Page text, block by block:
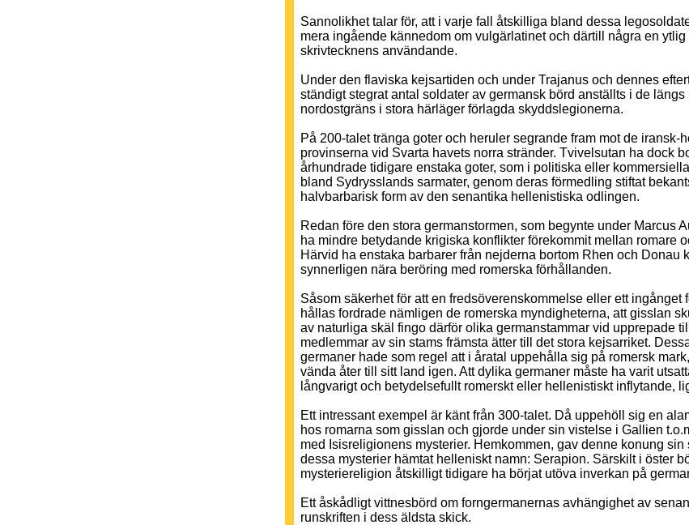
Sannolikhet talar för, att i varje fall åtskilliga bland dessa
mera ingående kännedom om vulgärlatinet och därtill några en ytlig
skrivtecknens användande.
Under den flaviska kejsartiden och under Trajanus och dennes
ständigt stegrat antal soldater av germansk börd anställts i de längs
nordostgräns i stora härläger förlagda skyddslegionerna.
På 200-talet tränga goter och heruler segrande fram mot de iransk-
provinserna vid Svarta havets norra stränder. Tvivelsutan ha dock
århundrade tidigare enstaka goter, som i politiska eller
bland Sydrysslands sarmater, genom deras förmedling stiftat
halvbarbarisk form av den senantika hellenistiska odlingen.
Redan före den stora germanstormen, som begynte under Marcus
ha mindre betydande krigiska konflikter förekommit mellan romare
Härvid ha enstaka barbarer från nejderna bortom Rhen och Donau
synnerligen nära beröring med romerska förhållanden.
Såsom säkerhet för att en fredsöverenskommelse eller ett ingånget
hållas fordrade nämligen de romerska myndigheterna, att gisslan
av naturliga skäl fingo därför olika germanstammar vid upprepade
medlemmar av sin stams främsta ätter till det stora kejsarriket.
germaner hade som regel att i åratal uppehålla sig på romersk
vända åter till sitt land igen. Att dylika germaner måste ha varit
långvarigt och betydelsefullt romerskt eller hellenistiskt inflytande,
Ett intressant exempel är känt från 300-talet. Då uppehöll sig en
hos romarna som gisslan och gjorde under sin vistelse i Gallien
med Isisreligionens mysterier. Hemkommen, gav denne konung sin
dessa mysterier hämtat helleniskt namn: Serapion. Särskilt i öster
mysteriereligion åtskilligt tidigare ha börjat utöva inverkan på
Ett åskådligt vittnesbörd om forngermanernas avhängighet av
runskriften i dess äldsta skick.